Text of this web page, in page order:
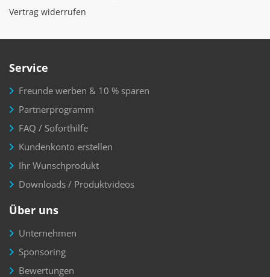
Vertrag widerrufen
Service
Freunde werben & 10 % sparen
Partnerprogramm
FAQ / Soforthilfe
Kundenkonto erstellen
Ihr Wunschprodukt
Downloads / Produktvideos
Über uns
Unternehmen
Sponsoring
Bewertungen